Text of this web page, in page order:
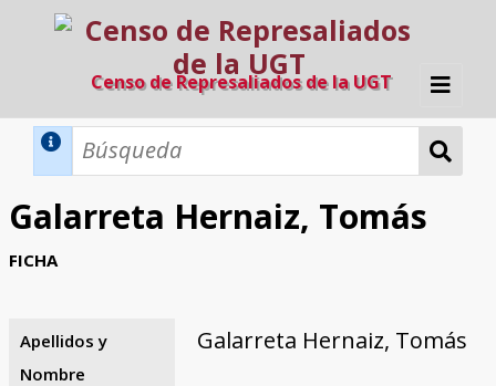
Censo de Represaliados de la UGT
Inicio
Razones y objetivos
El equipo
Colaboradores
Fuentes documentales
Galarreta Hernaiz, Tomás
FICHA
Apellidos y
Nombre
Galarreta Hernaiz, Tomás